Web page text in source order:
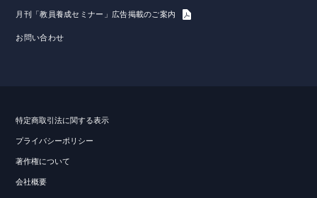
月刊「教員養成セミナー」広告掲載のご案内
お問い合わせ
特定商取引法に関する表示
プライバシーポリシー
著作権について
会社概要